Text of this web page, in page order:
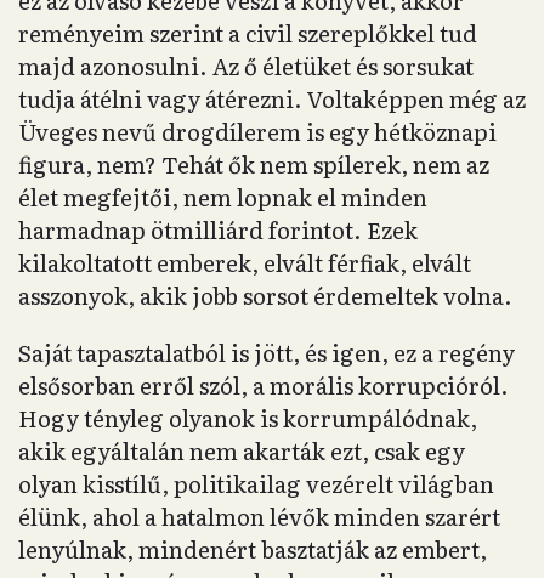
reményeim szerint a civil szereplőkkel tud
majd azonosulni. Az ő életüket és sorsukat
tudja átélni vagy átérezni. Voltaképpen még az
Üveges nevű drogdílerem is egy hétköznapi
figura, nem? Tehát ők nem spílerek, nem az
élet megfejtői, nem lopnak el minden
harmadnap ötmilliárd forintot. Ezek
kilakoltatott emberek, elvált férfiak, elvált
asszonyok, akik jobb sorsot érdemeltek volna.
Saját tapasztalatból is jött, és igen, ez a regény
elsősorban erről szól, a morális korrupcióról.
Hogy tényleg olyanok is korrumpálódnak,
akik egyáltalán nem akarták ezt, csak egy
olyan kisstílű, politikailag vezérelt világban
élünk, ahol a hatalmon lévők minden szarért
lenyúlnak, mindenért basztatják az embert,